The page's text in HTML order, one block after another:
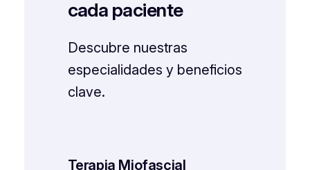
cada paciente
Descubre nuestras
especialidades y beneficios
clave.
Terapia Miofascial